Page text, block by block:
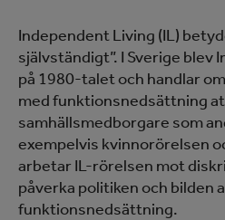
Independent Living (IL)
självständigt”. I Sverige blev
på 1980-talet och handlar
med funktionsnedsättning
samhällsmedborgare som
exempelvis kvinnorörelsen
arbetar IL-rörelsen mot
påverka politiken och bilden
funktionsnedsättning.